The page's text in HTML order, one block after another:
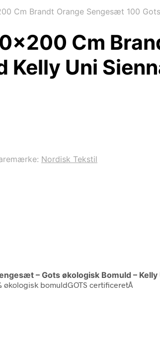
Cm Brandt Orange Sengesæt 100
Cm
Kelly Uni
Nordisk Tekstil
– Gots økologisk Bomuld –
økologisk bomuldGOTS certificeretÂ